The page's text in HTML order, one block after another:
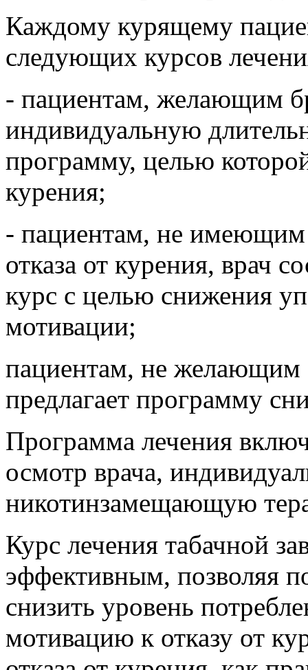
Каждому курящему
следующих курсов
- пациентам, желающим
индивидуальную
программу, целью
курения;
- пациентам, не имеющим
отказа от курения, врач
курс с целью снижения
мотивации;
пациентам, не желающим
предлагает программу
Программа лечения
осмотр врача,
никотинзамещающую
Курс лечения табачной
эффективным, позволяя
снизить уровень
мотивацию к отказу от